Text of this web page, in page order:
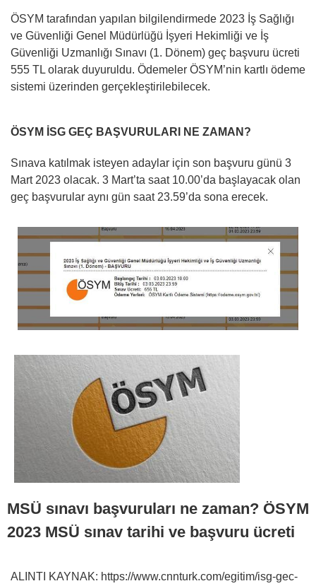
ÖSYM tarafından yapılan bilgilendirmede 2023 İş Sağlığı
ve Güvenliği Genel Müdürlüğü İşyeri Hekimliği ve İş
Güvenliği Uzmanlığı Sınavı (1. Dönem) geç başvuru ücreti
555 TL olarak duyuruldu. Ödemeler ÖSYM’nin kartlı ödeme
sistemi üzerinden gerçekleştirilebilecek.
ÖSYM İSG GEÇ BAŞVURULARI NE ZAMAN?
Sınava katılmak isteyen adaylar için son başvuru günü 3
Mart 2023 olacak. 3 Mart’ta saat 10.00’da başlayacak olan
geç başvurular aynı gün saat 23.59’da sona erecek.
MSÜ sınavı başvuruları ne zaman? ÖSYM
2023 MSÜ sınav tarihi ve başvuru ücreti
ALINTI KAYNAK: https://www.cnnturk.com/egitim/isg-gec-